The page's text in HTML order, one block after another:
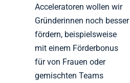
Acceleratoren wollen wir
Gründerinnen noch besser
fördern, beispielsweise
mit einem Förderbonus
für von Frauen oder
gemischten Teams